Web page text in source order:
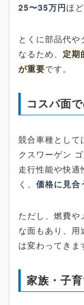
25〜35万円ほ
とくに部品代
なるため、 定期
が重要です。
コスパ面
競合車種として
クスワーゲン
走行性能や快適
く、 価格に見合
ただし、燃費や
な面もあり、
は変わってきま
家族・子